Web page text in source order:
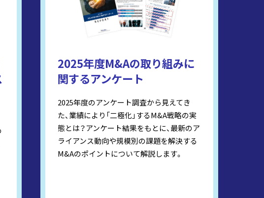
2025年度M&Aの取り組みに
関するアンケート
2025年度のアンケート調査から見えてき
た、業績により「二極化」するM&A戦略の実
態とは？アンケート結果をもとに、最新のア
ライアンス動向や規模別の課題を解決する
M&Aのポイントについて解説します。